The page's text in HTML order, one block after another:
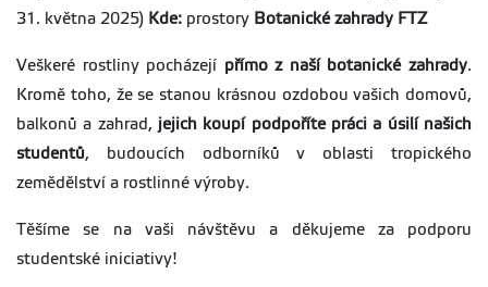
31. května 2025) Kde: prostory Botanické zahrady FTZ
Veškeré rostliny pocházejí přímo z naší botanické zahrady.
Kromě toho, že se stanou krásnou ozdobou vašich domovů,
balkonů a zahrad, jejich koupí podpoříte práci a úsilí našich
studentů, budoucích odborníků v oblasti tropického
zemědělství a rostlinné výroby.
Těšíme se na vaši návštěvu a děkujeme za podporu
studentské iniciativy!